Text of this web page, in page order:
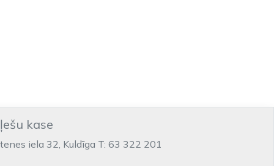
kase
iela 32, Kuldīga T: 63 322 201